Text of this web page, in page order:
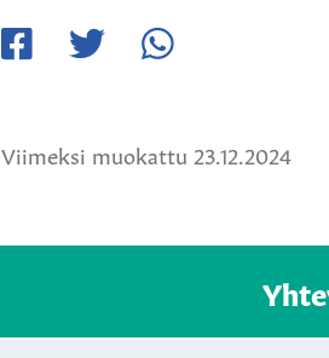
Viimeksi muokattu 23.12.2024